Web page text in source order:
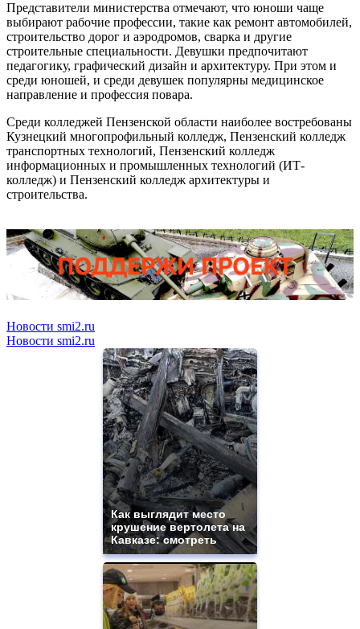
Представители министерства отмечают, что юноши чаще
выбирают рабочие профессии, такие как ремонт автомобилей,
строительство дорог и аэродромов, сварка и другие
строительные специальности. Девушки предпочитают
педагогику, графический дизайн и архитектуру. При этом и
среди юношей, и среди девушек популярны медицинское
направление и профессия повара.
Среди колледжей Пензенской области наиболее востребованы
Кузнецкий многопрофильный колледж, Пензенский колледж
транспортных технологий, Пензенский колледж
информационных и промышленных технологий (ИТ-
колледж) и Пензенский колледж архитектуры и
строительства.
Новости smi2.ru
Новости smi2.ru
Как выглядит место
крушение вертолета на
Кавказе: смотреть